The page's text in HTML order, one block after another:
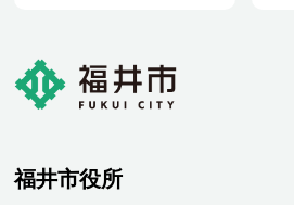
福井市役所